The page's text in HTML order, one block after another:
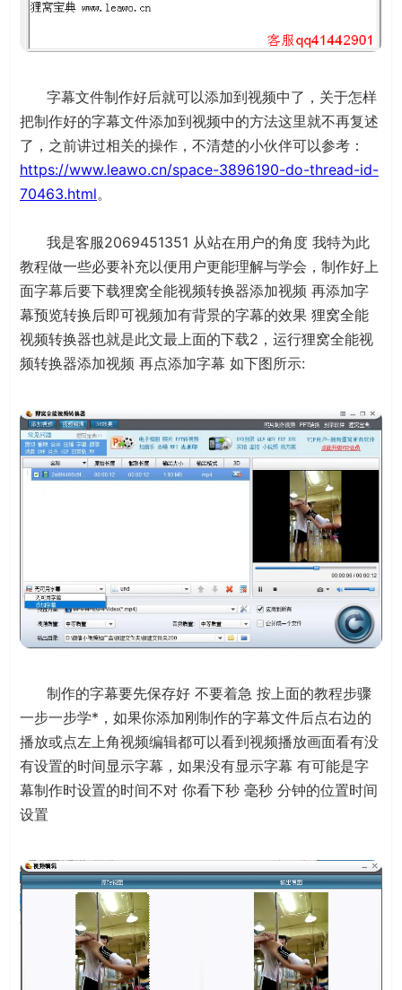
字幕文件制作好后就可以添加到视频中了，关于怎样
把制作好的字幕文件添加到视频中的方法这里就不再复述
了，之前讲过相关的操作，不清楚的小伙伴可以参考：
https://www.leawo.cn/space-3896190-do-thread-id-
70463.html。
我是客服2069451351 从站在用户的角度 我特为此
教程做一些必要补充以便用户更能理解与学会，制作好上
面字幕后要下载狸窝全能视频转换器添加视频 再添加字
幕预览转换后即可视频加有背景的字幕的效果 狸窝全能
视频转换器也就是此文最上面的下载2，运行狸窝全能视
频转换器添加视频 再点添加字幕 如下图所示:
制作的字幕要先保存好 不要着急 按上面的教程步骤
一步一步学*，如果你添加刚制作的字幕文件后点右边的
播放或点左上角视频编辑都可以看到视频播放画面看有没
有设置的时间显示字幕，如果没有显示字幕 有可能是字
幕制作时设置的时间不对 你看下秒 毫秒 分钟的位置时间
设置